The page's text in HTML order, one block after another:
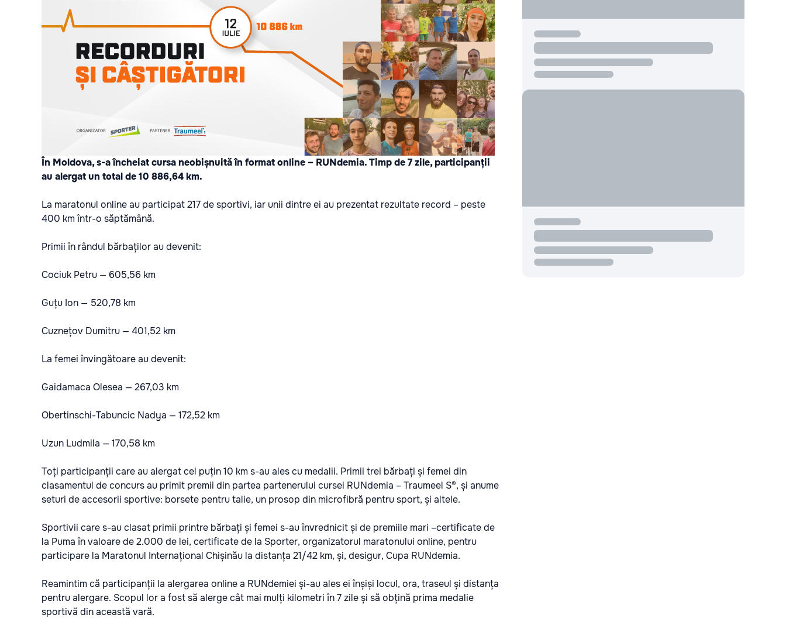
În Moldova, s-a încheiat cursa neobișnuită în format online – RUNdemia. Timp de 7 zile, participanții
au alergat un total de 10 886,64 km.
La maratonul online au participat 217 de sportivi, iar unii dintre ei au prezentat rezultate record – peste
400 km într-o săptămână.
Primii în rândul bărbaților au devenit:
Cociuk Petru — 605,56 km
Guțu Ion — 520,78 km
Cuznețov Dumitru — 401,52 km
La femei învingătoare au devenit:
Gaidamaca Olesea — 267,03 km
Obertinschi-Tabuncic Nadya — 172,52 km
Uzun Ludmila — 170,58 km
Toți participanții care au alergat cel puțin 10 km s-au ales cu medalii. Primii trei bărbați și femei din
clasamentul de concurs au primit premii din partea partenerului cursei RUNdemia – Traumeel S®, și anume
seturi de accesorii sportive: borsete pentru talie, un prosop din microfibră pentru sport, și altele.
Sportivii care s-au clasat primii printre bărbați și femei s-au învrednicit și de premiile mari –certificate de
la Puma în valoare de 2.000 de lei, certificate de la Sporter, organizatorul maratonului online, pentru
participare la Maratonul Internațional Chișinău la distanța 21/42 km, și, desigur, Cupa RUNdemia.
Reamintim că participanții la alergarea online a RUNdemiei și-au ales ei înșiși locul, ora, traseul și distanța
pentru alergare. Scopul lor a fost să alerge cât mai mulți kilometri în 7 zile și să obțină prima medalie
sportivă din această vară.